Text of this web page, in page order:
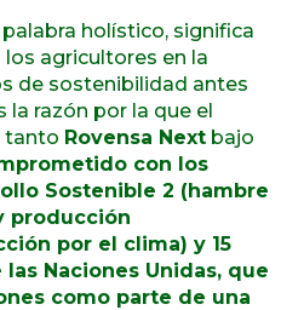
holístico, significa
agricultores en la
de sostenibilidad antes
la razón por la que el
tanto Rovensa Next bajo
con los
Sostenible 2 (hambre
producción
por el clima) y 15
Naciones Unidas, que
como parte de una